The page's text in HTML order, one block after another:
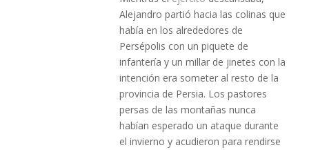
Alejandro partió hacia las colinas que
había en los alrededores de
Persépolis con un piquete de
infantería y un millar de jinetes con la
intención era someter al resto de la
provincia de Persia. Los pastores
persas de las montañas nunca
habían esperado un ataque durante
el invierno y acudieron para rendirse